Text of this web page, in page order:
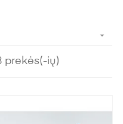

prekės(-ių)